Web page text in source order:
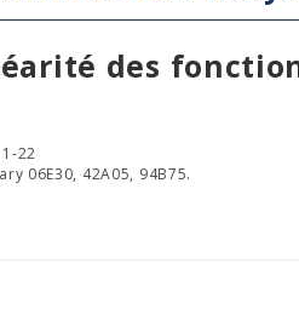
des
22
06E30, 42A05, 94B75.